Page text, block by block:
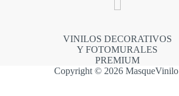
VINILOS DECORATIVOS
Y FOTOMURALES
PREMIUM
Copyright © 2026 MasqueVinilo